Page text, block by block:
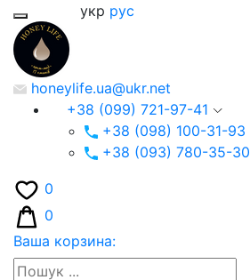
укр рус
honeylife.ua@ukr.net
+38 (099) 721-97-41
+38 (098) 100-31-93
+38 (093) 780-35-30
0
0
Ваша корзина: